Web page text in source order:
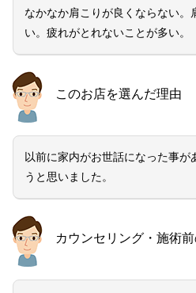
なかなか肩こりが良くならない。
い。疲れがとれないことが多い。
このお店を選んだ理由
以前に家内がお世話になった事が
うと思いました。
カウンセリング・施術